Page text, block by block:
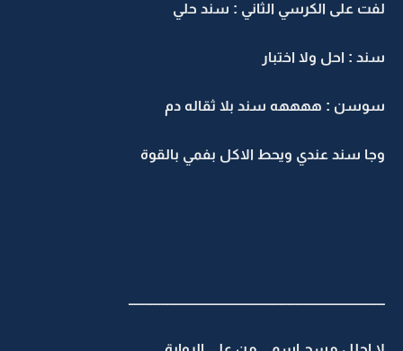
لفت على الكرسي الثاني : سند حلي
سند : احل ولا اختبار
سوسن : ههههه سند بلا ثقاله دم
وجا سند عندي ويحط الاكل بفمي بالقوة
ـــــــــــــــــــــــــــــــــــــــــــــــــــــــــــــــــــــــــــــــــــــــــــــــ